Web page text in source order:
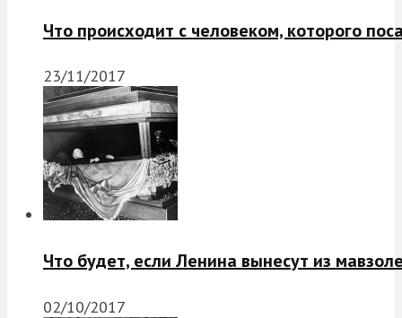
Что происходит с человеком, которого
23/11/2017
Что будет, если Ленина вынесут из
02/10/2017